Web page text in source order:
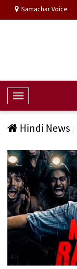
Samachar Voice
T
o
g
e
N
a
v
i
g
a
o
Hindi News